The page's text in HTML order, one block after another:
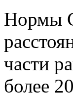
Нормы
части
более